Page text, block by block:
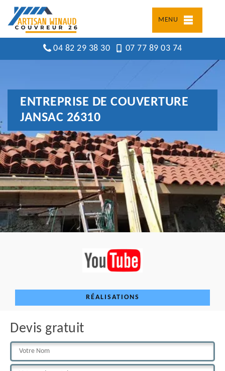
MENU
04 82 29 38 30 07 77 89 03 74
ENTREPRISE DE COUVERTURE
JANSAC 26310
RÉALISATIONS
Devis gratuit